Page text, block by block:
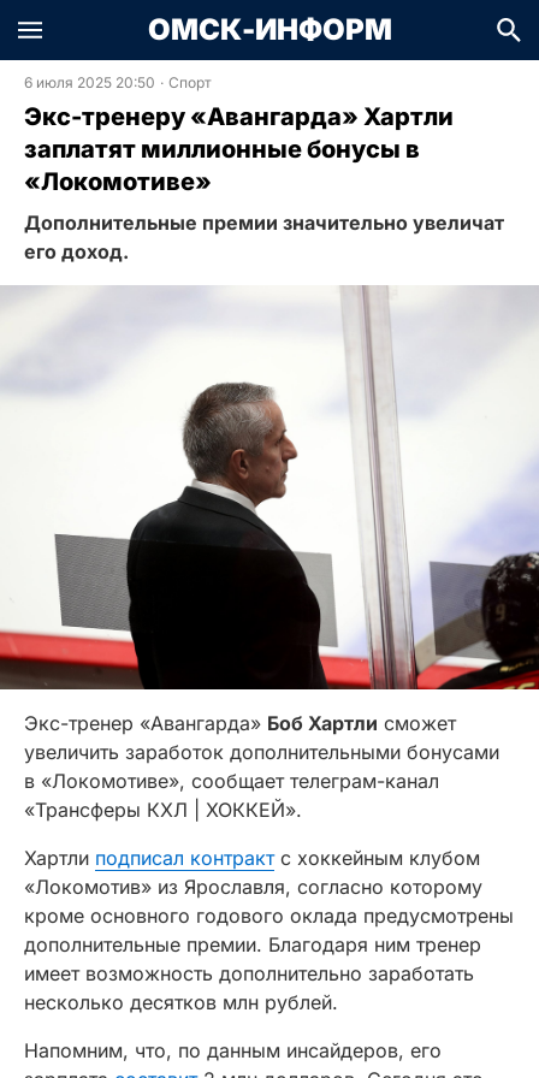
ОМСК-ИНФОРМ
6 июля 2025 20:50 · Спорт
Экс-тренеру «Авангарда» Хартли
заплатят миллионные бонусы в
«Локомотиве»
Дополнительные премии значительно увеличат
его доход.
Экс-тренер «Авангарда» Боб Хартли сможет
увеличить заработок дополнительными бонусами
в «Локомотиве», сообщает телеграм-канал
«Трансферы КХЛ | ХОККЕЙ».
Хартли подписал контрактс хоккейным клубом
«Локомотив» из Ярославля, согласно которому
кроме основного годового оклада предусмотрены
дополнительные премии. Благодаря ним тренер
имеет возможность дополнительно заработать
несколько десятков млн рублей.
Напомним, что, по данным инсайдеров, его